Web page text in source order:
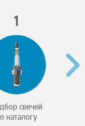
1
свечей
каталогу